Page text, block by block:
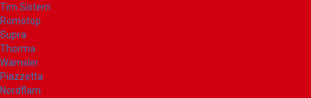
Tim Sistem
Romotop
Supra
Thorma
Wamsler
Piazzetta
Nordflam